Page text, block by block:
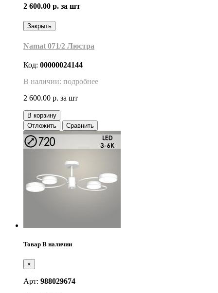
2 600.00 р. за шт
Закрыть
Namat 071/2 Люстра
Код: 00000024144
В наличии: подробнее
2 600.00 р. за шт
В корзину
Отложить
Сравнить
Товар В наличии
×
Арт: 988029674